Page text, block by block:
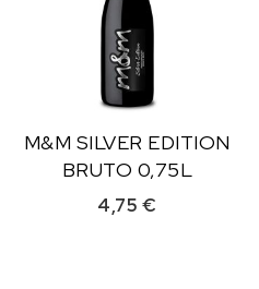
M&M SILVER EDITION
BRUTO 0,75L
4,75 €